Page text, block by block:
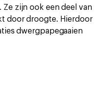
Ze zijn ook een deel van
door droogte. Hierdoor
dwergpapegaaien